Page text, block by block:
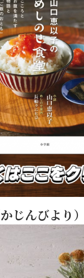
じんびより）